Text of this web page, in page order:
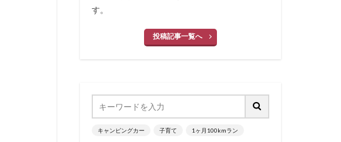
す。
投稿記事一覧へ
キャンピングカー 子育て 1ヶ月100kmラン